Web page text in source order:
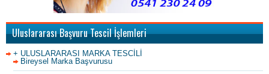
Uluslararası Başvuru Tescil İşlemleri
+ ULUSLARARASI MARKA TESCİLİ
Bireysel Marka Başvurusu